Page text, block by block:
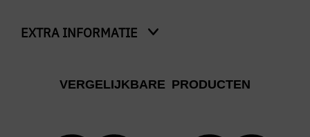
EXTRA INFORMATIE
GrijsVERGELIJKBARE PRODUCTEN